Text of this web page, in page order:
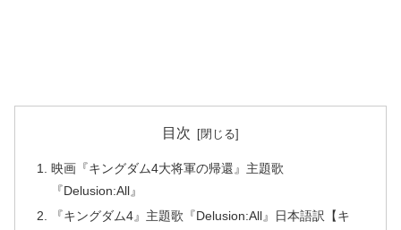
目次
映画『キングダム4大将軍の帰還』主題歌
『Delusion:All』
『キングダム4』主題歌『Delusion:All』日本語訳【キ